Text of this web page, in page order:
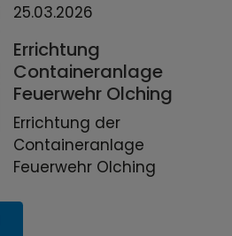
25.03.2026
Errichtung
Containeranlage
Feuerwehr Olching
Errichtung der
Containeranlage
Feuerwehr Olching